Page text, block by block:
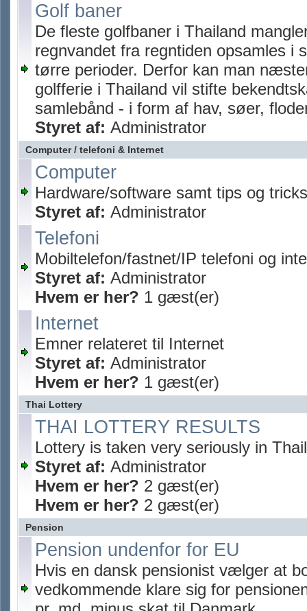
Golf baner
De fleste golfbaner i Thailand
regnvandet fra regntiden opsamles i
tørre perioder. Derfor kan man
golfferie i Thailand vil stifte
samlebånd - i form af hav, søer,
Styret af: Administrator
Computer / telefoni & Internet
Computer
Hardware/software samt tips og tricks
Styret af: Administrator
Telefoni
Mobiltelefon/fastnet/IP telefoni og
Styret af: Administrator
Hvem er her? 1 gæst(er)
Internet
Emner relateret til Internet
Styret af: Administrator
Hvem er her? 1 gæst(er)
Thai Lottery
THAI LOTTERY RESULTS
Lottery is taken very seriously in
Styret af: Administrator
Hvem er her? 2 gæst(er)
Hvem er her? 2 gæst(er)
Pension
Pension undenfor for EU
Hvis en dansk pensionist vælger at
vedkommende klare sig for